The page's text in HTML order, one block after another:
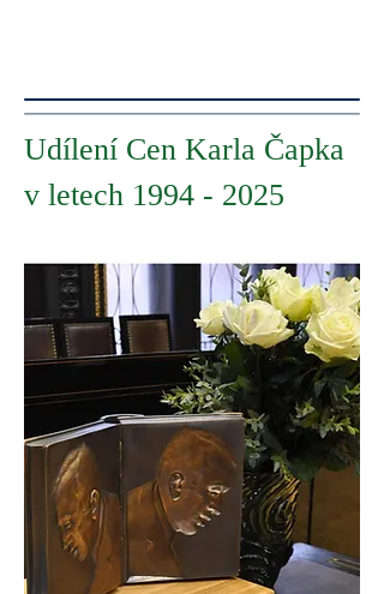
Udílení Cen Karla Čapka
v letech 1994 - 2025